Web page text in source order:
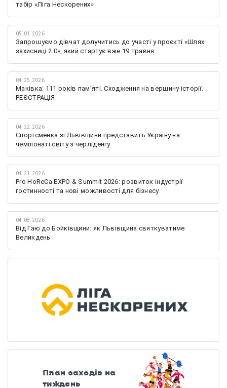
табір «Ліга Нескорених»
05.01.2026
Запрошуємо дівчат долучитись до участі у проєкті «Шлях
захисниці 2.0», який стартує вже 19 травня
04.25.2026
Маківка: 111 років пам’яті. Сходження на вершину історії.
РЕЄСТРАЦІЯ
04.22.2026
Спортсменка зі Львівщини представить Україну на
чемпіонаті світу з черліденгу
04.21.2026
Pro HoReCa EXPO & Summit 2026: розвиток індустрії
гостинності та нові можливості для бізнесу
04.08.2026
Від Гаю до Бойківщини: як Львівщина святкуватиме
Великдень
План заходів на
тиждень